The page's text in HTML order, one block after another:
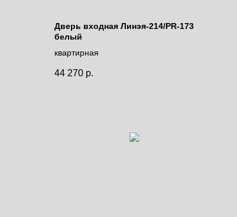
Дверь входная Линэя-214/PR-173
белый
квартирная
44 270 р.